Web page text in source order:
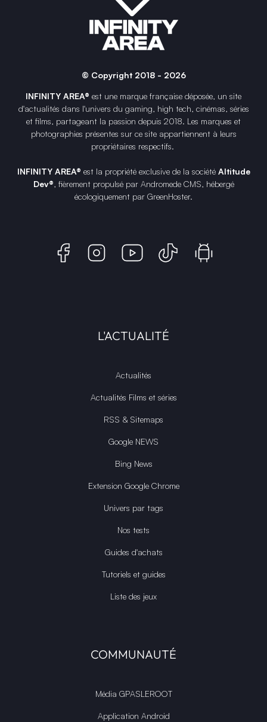
© Copyright 2018 - 2026
INFINITY AREA® est une marque française déposée, un site
d'actualités dans l'univers du gaming, high tech, cinémas, séries
et films, partageant la passion depuis 2018. Les marques et
photographies présentes sur ce site appartiennent à leurs
propriétaires respectifs.
INFINITY AREA® est la propriété exclusive de la société Altitude
Dev®, fièrement propulsé par Andromede CMS, hébergé
écologiquement par GreenHoster.
L'ACTUALITÉ
Actualités
Actualités Films et séries
RSS & Sitemaps
Google NEWS
Bing News
Extension Google Chrome
Univers par tags
Nos tests
Guides d'achats
Tutoriels et guides
Liste des jeux
COMMUNAUTÉ
Média GPASLEROOT
Application Android